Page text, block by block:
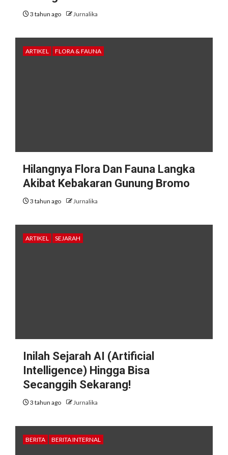
3 tahun ago Jurnalika
ARTIKEL FLORA & FAUNA
Hilangnya Flora Dan Fauna Langka
Akibat Kebakaran Gunung Bromo
3 tahun ago Jurnalika
ARTIKEL SEJARAH
Inilah Sejarah AI (Artificial
Intelligence) Hingga Bisa
Secanggih Sekarang!
3 tahun ago Jurnalika
BERITA BERITA INTERNAL